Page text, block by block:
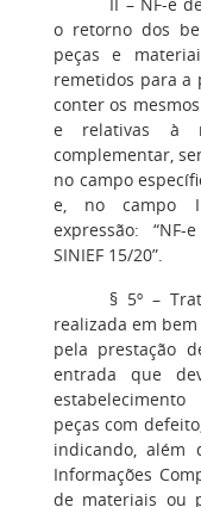
o retorno dos
peças e
remetidos para a
conter os
e relativas à
complementar,
no campo
e, no campo
expressão:
SINIEF 15/20”.
§ 5º–
realizada em
pela prestação
entrada que
peças com
indicando, além
Informações
de materiais ou